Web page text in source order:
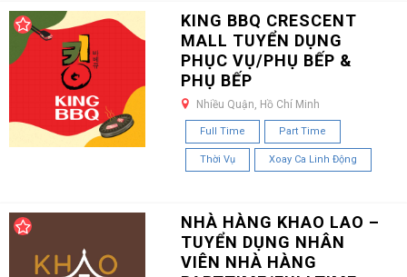
KING BBQ CRESCENT
MALL TUYỂN DỤNG
PHỤC VỤ/PHỤ BẾP &
PHỤ BẾP
Nhiều Quận, Hồ Chí Minh
Full Time Part Time
Thời Vụ Xoay Ca Linh Động
NHÀ HÀNG KHAO LAO –
TUYỂN DỤNG NHÂN
VIÊN NHÀ HÀNG